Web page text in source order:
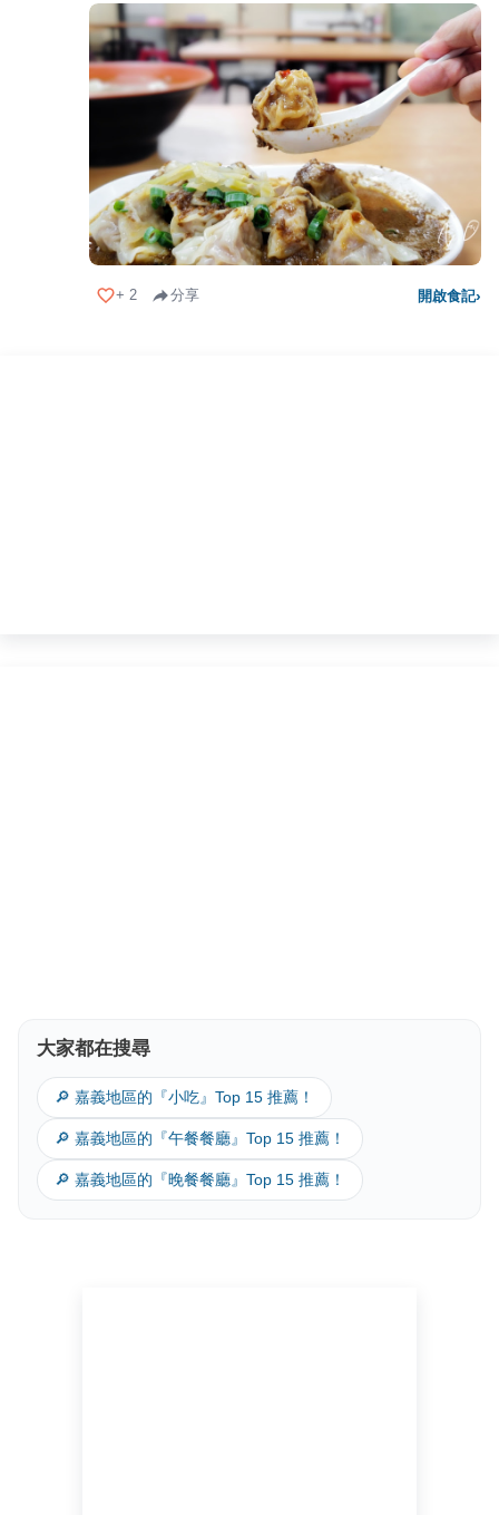
+ 2 分享 開啟食記›
大家都在搜尋
🔎 嘉義地區的『小吃』Top 15 推薦！
🔎 嘉義地區的『午餐餐廳』Top 15 推薦！
🔎 嘉義地區的『晚餐餐廳』Top 15 推薦！